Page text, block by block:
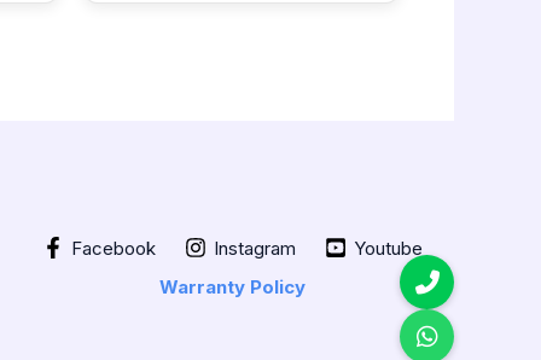
Facebook Instagram
Youtube
Warranty Policy